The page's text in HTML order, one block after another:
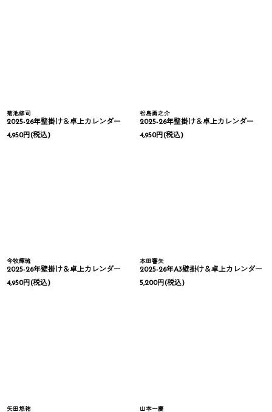
菊池修司
2025-26年壁掛け＆卓上カレンダー
4,950円(税込)
松島勇之介
2025-26年壁掛け＆卓上カレンダー
4,950円(税込)
今牧輝琉
2025-26年壁掛け＆卓上カレンダー
4,950円(税込)
本田響矢
2025-26年A3壁掛け＆卓上カレンダー
5,200円(税込)
矢田悠祐 山本一慶